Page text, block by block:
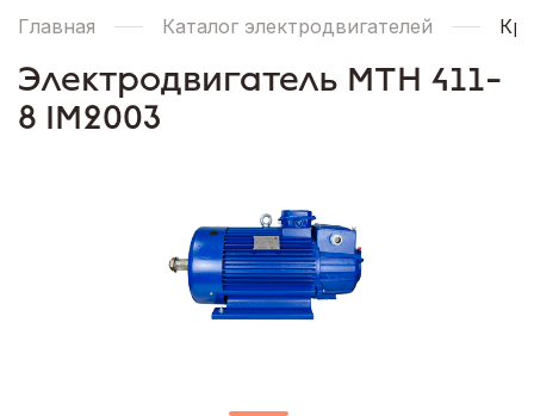
Главная Каталог электродвигателей
Электродвигатель МТН 411-
8 IM2003